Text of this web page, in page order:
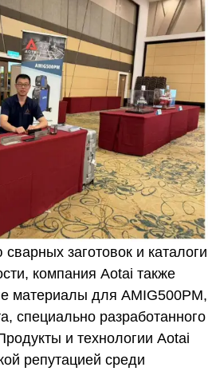
заготовок и каталоги
компания Aotai также
материалы для AMIG500PM,
специально разработанного
и технологии Aotai
репутацией среди